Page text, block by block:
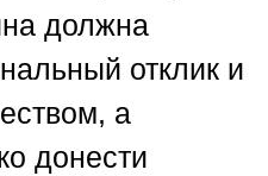
должна
отклик и
а
донести